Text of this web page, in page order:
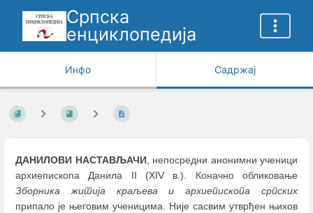
Српска
енциклопедија
Инфо Садржај
ДАНИЛОВИ НАСТАВЉАЧИ, непосредни анонимни ученици
архиепископа Данила II (XIV в.). Коначно обликовање
Зборника житија краљева и архиепископа српских
припало је његовим ученицима. Није сасвим утврђен њихов